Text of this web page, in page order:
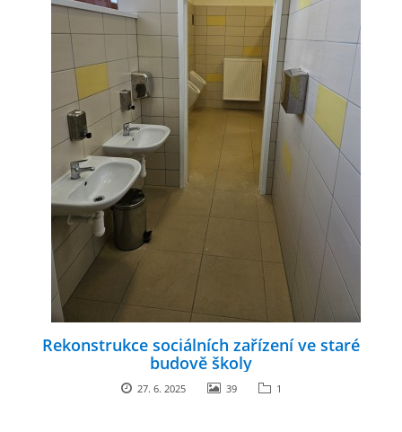
Rekonstrukce sociálních zařízení ve staré
budově školy
27. 6. 2025 39 1